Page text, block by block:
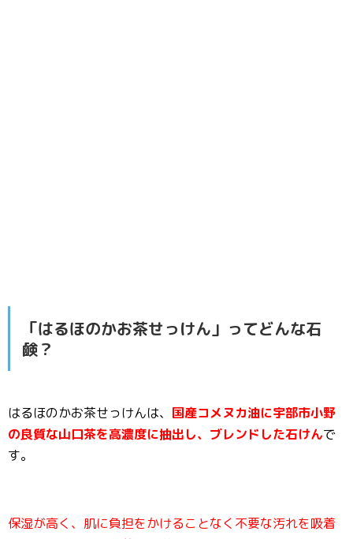
「はるほのかお茶せっけん」ってどんな石
鹸？
はるほのかお茶せっけんは、 国産コメヌカ油に宇部市小野
の良質な山口茶を高濃度に抽出し、ブレンドした石けんで
す。
保湿が高く、肌に負担をかけることなく不要な汚れを吸着